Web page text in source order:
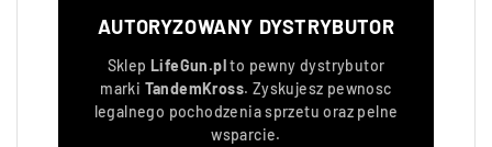
AUTORYZOWANY DYSTRYBUTOR
Sklep LifeGun.plto pewny dystrybutor
marki TandemKross. Zyskujesz pewnosc
legalnego pochodzenia sprzetu oraz pelne
wsparcie.